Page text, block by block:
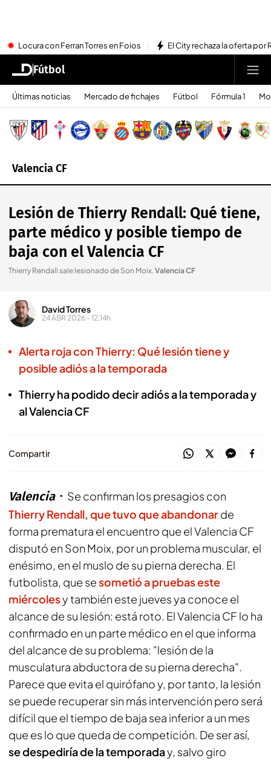
Locura con Ferran Torres en Foios El City rechaza la oferta por
Fútbol
Últimas noticias Mercado de fichajes Fútbol Fórmula 1
Valencia CF
Lesión de Thierry Rendall: Qué tiene,
parte médico y posible tiempo de
baja con el Valencia CF
Thierry Rendall sale lesionado de Son Moix.Valencia CF
David Torres
24 ABR 2026 - 12:14h.
Alerta roja con Thierry: Qué lesión tiene y
posible adiós a la temporada
Thierry ha podido decir adiós a la temporada y
al Valencia CF
Compartir
Valencia
Se confirman los presagios con
Thierry Rendall, que tuvo que abandonarde
forma prematura el encuentro que el Valencia CF
disputó en Son Moix, por un problema muscular, el
enésimo, en el muslo de su pierna derecha. El
futbolista, que sesometió a pruebas este
miércolesy también este jueves ya conoce el
alcance de su lesión: está roto. El Valencia CF lo ha
confirmado en un parte médico en el que informa
del alcance de su problema: "lesión de la
musculatura abductora de su pierna derecha".
Parece que evita el quirófano y, por tanto, la lesión
se puede recuperar sin más intervención pero será
difícil que el tiempo de baja sea inferior a un mes
que es lo que queda de competición. De ser así,
se despediría de la temporaday, salvo giro